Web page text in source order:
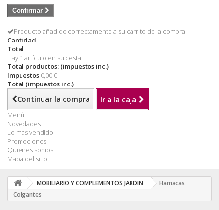
Confirmar
Producto añadido correctamente a su carrito de la compra
Cantidad
Total
Hay 1 artículo en su cesta.
Total productos: (impuestos inc.)
Impuestos 0,00 €
Total (impuestos inc.)
Continuar la compra Ir a la caja
Menú
Novedades
Lo mas vendido
Promociones
Quienes somos
Mapa del sitio
MOBILIARIO Y COMPLEMENTOS JARDIN
Hamacas
Colgantes